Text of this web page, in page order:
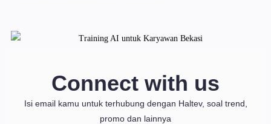
Connect with us
Isi email kamu untuk terhubung dengan Haltev, soal trend,
promo dan lainnya